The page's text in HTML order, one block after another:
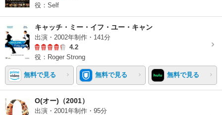
役：Self
キャッチ・ミー・イフ・ユー・キャン
出演・2002年制作・141分
4.2
役：Roger Strong
無料で見る 無料で見る 無料で見る
O(オー)（2001）
出演・2001年制作・95分